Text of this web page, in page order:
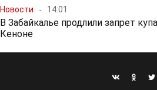
Новости 14:01
В Забайкалье продлили запрет
Кеноне